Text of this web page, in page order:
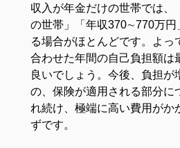
収入が年金だけの世帯では、
の世帯」「年収370∼770万円
る場合がほとんどです。よっ
合わせた年間の自己負担額は
良いでしょう。今後、負担が
の、保険が適用される部分に
れ続け、極端に高い費用がか
ずです。